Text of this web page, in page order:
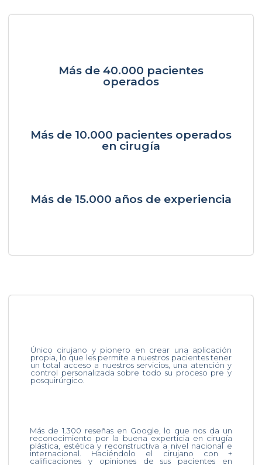
Más de 40.000 pacientes
operados
Más de 10.000 pacientes operados
en cirugía
Más de 15.000 años de experiencia
Único cirujano y pionero en crear una aplicación
propia, lo que les permite a nuestros pacientes tener
un total acceso a nuestros servicios, una atención y
control personalizada sobre todo su proceso pre y
posquirúrgico.
Más de 1.300 reseñas en Google, lo que nos da un
reconocimiento por la buena experticia en cirugía
plástica, estética y reconstructiva a nivel nacional e
internacional. Haciéndolo el cirujano con +
calificaciones y opiniones de sus pacientes en